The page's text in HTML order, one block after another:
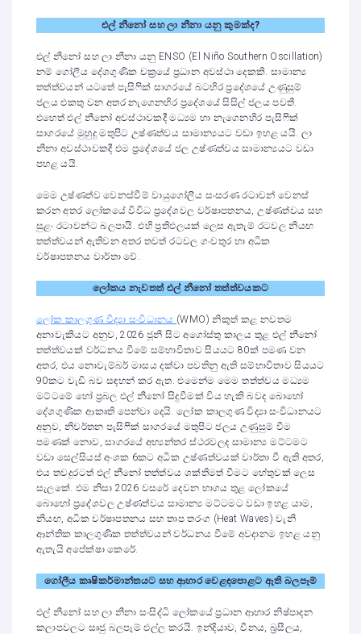
එල් නීනෝ සහ ලා නීනා යනු කුමක්ද?
එල් නීනෝ සහ ලා නීනා යනු ENSO (El Niño Southern Oscillation)
නම් ගෝලීය දේශගුණික චක්‍රයේ ප්‍රධාන අවස්ථා දෙකකි. සාමාන්‍ය
තත්ත්වයන් යටතේ පැසිෆික් සාගරයේ බටහිර ප්‍රදේශයේ උණුසුම්
ජලය එකතු වන අතර නැගෙනහිර ප්‍රදේශයේ සිසිල් ජලය පවතී.
එහෙත් එල් නීනෝ අවස්ථාවකදී මධ්‍යම හා නැගෙනහිර පැසිෆික්
සාගරයේ මුහුදු මතුපිට උෂ්ණත්වය සාමාන්‍යයට වඩා ඉහළ යයි. ලා
නීනා අවස්ථාවකදී එම ප්‍රදේශයේ ජල උෂ්ණත්වය සාමාන්‍යයට වඩා
පහළ යයි.
මෙම උෂ්ණත්ව වෙනස්වීම් වායුගෝලීය සංසරණ රටාවන් වෙනස්
කරන අතර ලෝකයේ විවිධ ප්‍රදේශවල වර්ෂාපතනය, උෂ්ණත්වය සහ
සුළං රටාවන්ට බලපායි. එහි ප්‍රතිඵලයක් ලෙස ඇතැම් රටවල නියඟ
තත්ත්වයන් ඇතිවන අතර තවත් රටවල ගංවතුර හා අධික
වර්ෂාපතනය වාර්තා වේ.
ලෝකය නැවතත් එල් නීනෝ තත්ත්වයකට
ලෝක කාලගුණ විද්‍යා සංවිධානය (WMO) නිකුත් කළ නවතම
අනාවැකියට අනුව, 2026 ජූනි සිට අගෝස්තු කාලය තුළ එල් නීනෝ
තත්ත්වයක් වර්ධනය වීමේ සම්භාවිතාව සියයට 80ක් පමණ වන
අතර, එය නොවැම්බර් මාසය දක්වා පවතිනු ඇති සම්භාවිතාව සියයට
90කට වැඩි බව සඳහන් කර ඇත. එමෙන්ම මෙම තත්ත්වය මධ්‍යම
මට්ටමේ හෝ ප්‍රබල එල් නීනෝ සිදුවීමක් විය හැකි බවද බොහෝ
දේශගුණික ආකෘති පෙන්වා දෙයි. ලෝක කාලගුණ විද්‍යා සංවිධානයට
අනුව, නිවර්තන පැසිෆික් සාගරයේ මතුපිට ජලය උණුසුම් වීම
පමණක් නොව, සාගරයේ අභ්‍යන්තර ස්ථරවලද සාමාන්‍ය මට්ටමට
වඩා සෙල්සියස් අංශක 6කට අධික උෂ්ණත්වයක් වාර්තා වී ඇති අතර,
එය තවදුරටත් එල් නීනෝ තත්ත්වය ශක්තිමත් වීමට හේතුවක් ලෙස
සැලකේ. එම නිසා 2026 වසරේ දෙවන භාගය තුළ ලෝකයේ
බොහෝ ප්‍රදේශවල උෂ්ණත්වය සාමාන්‍ය මට්ටමට වඩා ඉහළ යාම,
නියඟ, අධික වර්ෂාපතනය සහ තාප තරංග (Heat Waves) වැනි
ආන්තික කාලගුණික තත්ත්වයන් වර්ධනය වීමේ අවදානම ඉහළ යනු
ඇතැයි අපේක්ෂා කෙරේ.
ගෝලීය කෘෂිකර්මාන්තයට සහ ආහාර වෙළඳපොළට ඇති බලපෑම්
එල් නීනෝ සහ ලා නීනා සංසිද්ධි ලෝකයේ ප්‍රධාන ආහාර නිෂ්පාදන
කලාපවලට සෘජු බලපෑම් එල්ල කරයි. ඉන්දියාව, චීනය, බ්‍රසීලය,